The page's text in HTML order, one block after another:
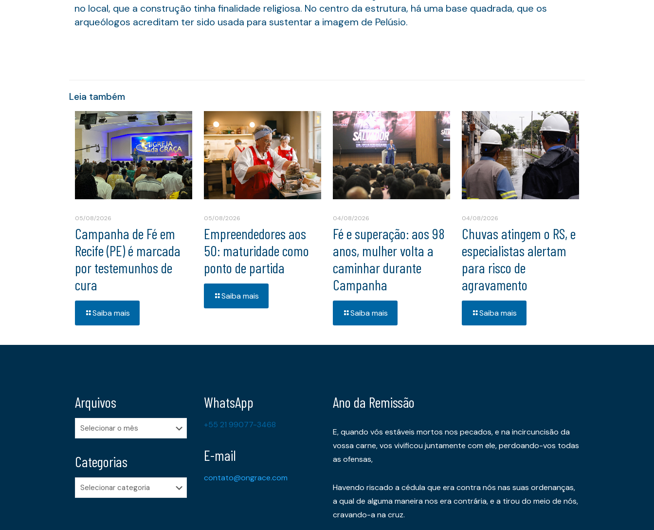
no local, que a construção tinha finalidade religiosa. No centro da estrutura, há uma base quadrada, que os
arqueólogos acreditam ter sido usada para sustentar a imagem de Pelúsio.
Leia também
05/08/2026
Campanha de Fé em
Recife (PE) é marcada
por testemunhos de
cura
Saiba mais
05/08/2026
Empreendedores aos
50: maturidade como
ponto de partida
Saiba mais
04/08/2026
Fé e superação: aos 98
anos, mulher volta a
caminhar durante
Campanha
Saiba mais
04/08/2026
Chuvas atingem o RS, e
especialistas alertam
para risco de
agravamento
Saiba mais
Arquivos
Arquivos
Categorias
Categorias
WhatsApp
+55 21 99077-3468
E-mail
contato@ongrace.com
Ano da Remissão
E, quando vós estáveis mortos nos pecados, e na incircuncisão da
vossa carne, vos vivificou juntamente com ele, perdoando-vos todas
as ofensas,
Havendo riscado a cédula que era contra nós nas suas ordenanças,
a qual de alguma maneira nos era contrária, e a tirou do meio de nós,
cravando-a na cruz.